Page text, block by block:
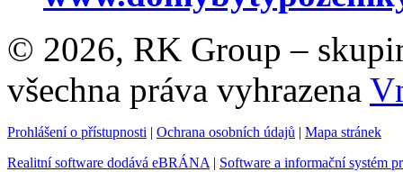
© 2026, RK Group –
všechna práva vyhrazena
Prohlášení o přístupnosti Ochrana osobních údajů
Mapa stránek
Realitní software dodává eBRÁNA| Software a informační systém